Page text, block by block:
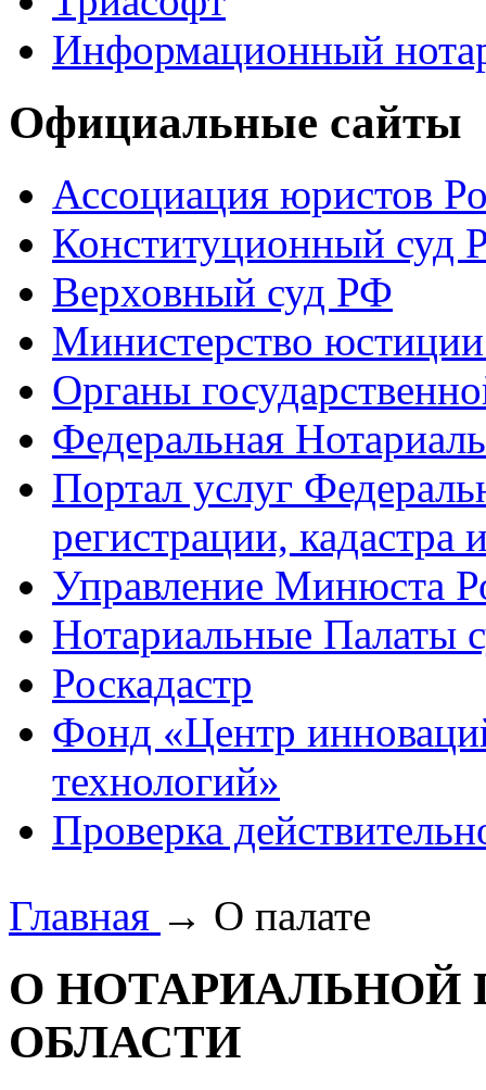
Информационный
Официальные сайты
Ассоциация юристов
Конституционный суд
Верховный суд РФ
Министерство
Органы
Федеральная
Портал услуг
регистрации, кадастра
Управление Минюста
Нотариальные Палаты
Роскадастр
Фонд «Центр
технологий»
Проверка
Главная → О палате
О НОТАРИАЛЬНОЙ
ОБЛАСТИ